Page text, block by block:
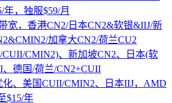
年，独服$59/月
宽，香港CN2/日本CN2&软银&IIJ/新
加拿大CN2/荷兰CU2
CUII/CMIN2)、新加坡CN2、日本(软
德国/荷兰/CN2+CUII
化、美国CUII/CMIN2、日本IIJ，AMD
$15/年